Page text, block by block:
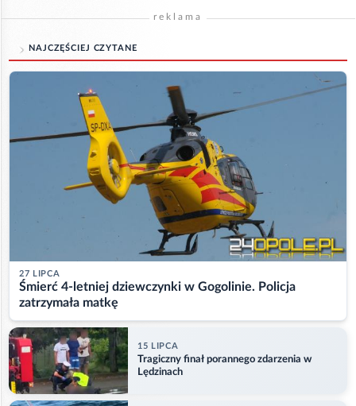
reklama
NAJCZĘŚCIEJ CZYTANE
27 LIPCA
Śmierć 4-letniej dziewczynki w Gogolinie. Policja
zatrzymała matkę
15 LIPCA
Tragiczny finał porannego zdarzenia w
Lędzinach